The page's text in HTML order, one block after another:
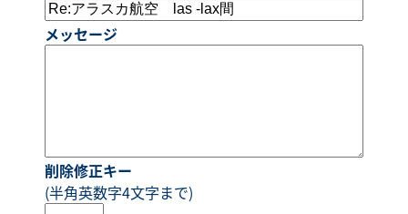
メッセージ
削除修正キー
(半角英数字4文字まで)